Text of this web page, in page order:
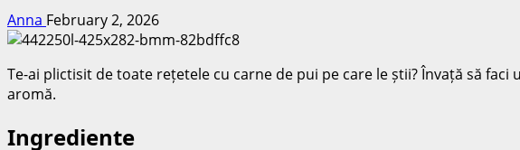
Anna February 2, 2026
Te-ai plictisit de toate rețetele cu carne de pui pe care le știi? Învață să
aromă.
Ingrediente